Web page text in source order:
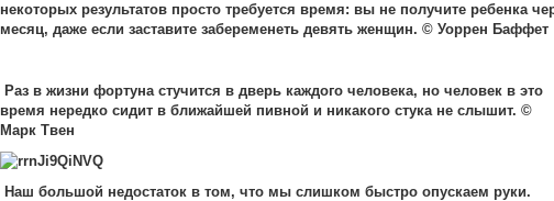
некоторых результатов просто требуется время: вы не получите ребенка
месяц, даже если заставите забеременеть девять женщин. © Уоррен Баффет
Раз в жизни фортуна стучится в дверь каждого человека, но человек в это
время нередко сидит в ближайшей пивной и никакого стука не слышит. ©
Марк Твен
Наш большой недостаток в том, что мы слишком быстро опускаем руки.